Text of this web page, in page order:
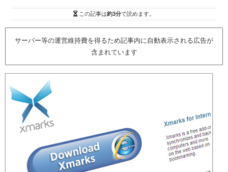
この記事は約3分で読めます。
サーバー等の運営維持費を得るため記事内に自動表示される広告が
含まれています